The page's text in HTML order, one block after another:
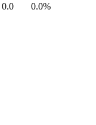
0.0
0.0%